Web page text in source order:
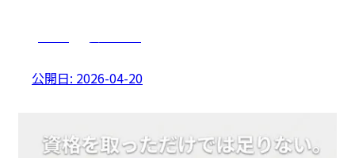
公開日: 2026-04-20